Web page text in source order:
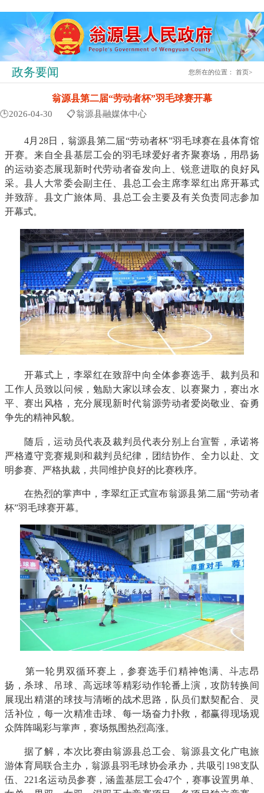
政务要闻 您所在的位置：首页>
翁源县第二届“劳动者杯”羽毛球赛开幕
🕒2026-04-30 📋翁源县融媒体中心
4月28日，翁源县第二届“劳动者杯”羽毛球赛在县体育馆
开赛。来自全县基层工会的羽毛球爱好者齐聚赛场，用昂扬
的运动姿态展现新时代劳动者奋发向上、锐意进取的良好风
采。县人大常委会副主任、县总工会主席李翠红出席开幕式
并致辞。县文广旅体局、县总工会主要及有关负责同志参加
开幕式。
开幕式上，李翠红在致辞中向全体参赛选手、裁判员和
工作人员致以问候，勉励大家以球会友、以赛聚力，赛出水
平、赛出风格，充分展现新时代翁源劳动者爱岗敬业、奋勇
争先的精神风貌。
随后，运动员代表及裁判员代表分别上台宣誓，承诺将
严格遵守竞赛规则和裁判员纪律，团结协作、全力以赴、文
明参赛、严格执裁，共同维护良好的比赛秩序。
在热烈的掌声中，李翠红正式宣布翁源县第二届“劳动者
杯”羽毛球赛开幕。
第一轮男双循环赛上，参赛选手们精神饱满、斗志昂
扬，杀球、吊球、高远球等精彩动作轮番上演，攻防转换间
展现出精湛的球技与清晰的战术思路，队员们默契配合、灵
活补位，每一次精准击球、每一场奋力扑救，都赢得现场观
众阵阵喝彩与掌声，赛场氛围热烈高涨。
据了解，本次比赛由翁源县总工会、翁源县文化广电旅
游体育局联合主办，翁源县羽毛球协会承办，共吸引198支队
伍、221名运动员参赛，涵盖基层工会47个，赛事设置男单、